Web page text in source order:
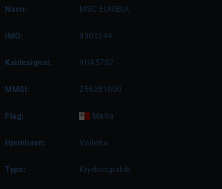
Navn: MSC EURIBIA
IMO: 9901544
Kaldesignal: 9HA5782
MMSI: 256281000
Flag: Malta
Hjemhavn: Valletta
Type: Krydstogtskib